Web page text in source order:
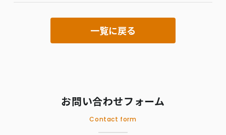
一覧に戻る
お問い合わせフォーム
Contact form